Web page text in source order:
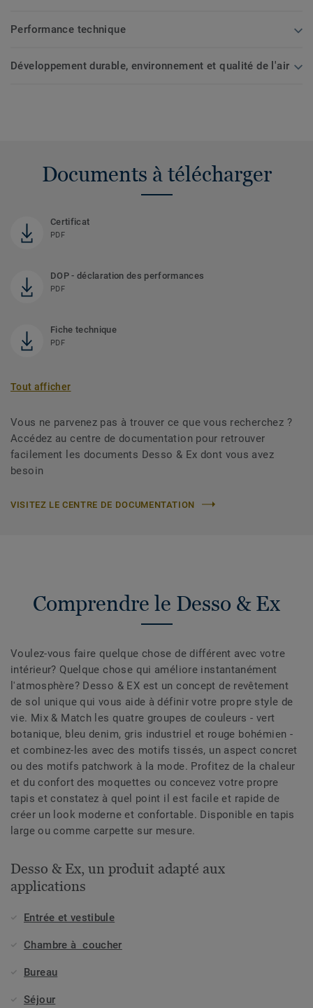
Performance technique
Développement durable, environnement et qualité de l'air
Documents à télécharger
Certificat
PDF
DOP - déclaration des performances
PDF
Fiche technique
PDF
Tout afficher
Vous ne parvenez pas à trouver ce que vous recherchez ?
Accédez au centre de documentation pour retrouver
facilement les documents Desso & Ex dont vous avez
besoin
VISITEZ LE CENTRE DE DOCUMENTATION
Comprendre le Desso & Ex
Voulez-vous faire quelque chose de différent avec votre
intérieur? Quelque chose qui améliore instantanément
l'atmosphère? Desso & EX est un concept de revêtement
de sol unique qui vous aide à définir votre propre style de
vie. Mix & Match les quatre groupes de couleurs - vert
botanique, bleu denim, gris industriel et rouge bohémien -
et combinez-les avec des motifs tissés, un aspect concret
ou des motifs patchwork à la mode. Profitez de la chaleur
et du confort des moquettes ou concevez votre propre
tapis et constatez à quel point il est facile et rapide de
créer un look moderne et confortable. Disponible en tapis
large ou comme carpette sur mesure.
Desso & Ex, un produit adapté aux
applications
Entrée et vestibule
Chambre à coucher
Bureau
Séjour